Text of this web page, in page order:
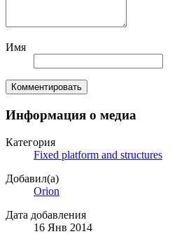
Имя
Комментировать
Информация о медиа
Категория
Fixed platform and structures
Добавил(а)
Orion
Дата добавления
16 Янв 2014